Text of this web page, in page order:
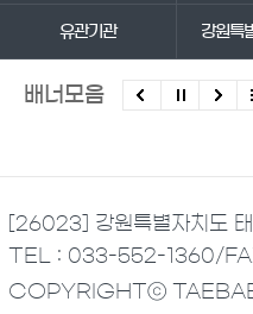
유관기관 강원특
배너모음
[26023] 강원특별자치도
TEL : 033-552-1360/
COPYRIGHTⓒ